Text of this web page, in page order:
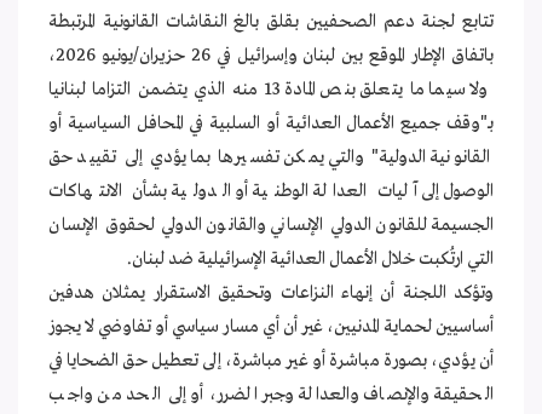
تتابع لجنة دعم الصحفيين بقلق بالغ النقاشات القانونية المرتبطة
باتفاق الإطار الموقع بين لبنان وإسرائيل في 26 حزيران/يونيو 2026،
ولا سيما ما يتعلق بنص المادة 13 منه الذي يتضمن التزاما لبنانيا
بـ"وقف جميع الأعمال العدائية أو السلبية في المحافل السياسية أو
القانونية الدولية" والتي يمكن تفسيرها بما يؤدي إلى تقييد حق
الوصول إلى آليات العدالة الوطنية أو الدولية بشأن الانتهاكات
الجسيمة للقانون الدولي الإنساني والقانون الدولي لحقوق الإنسان
التي ارتُكبت خلال الأعمال العدائية الإسرائيلية ضد لبنان.
وتؤكد اللجنة أن إنهاء النزاعات وتحقيق الاستقرار يمثلان هدفين
أساسيين لحماية المدنيين، غير أن أي مسار سياسي أو تفاوضي لا يجوز
أن يؤدي، بصورة مباشرة أو غير مباشرة، إلى تعطيل حق الضحايا في
الحقيقة والإنصاف والعدالة وجبر الضرر، أو إلى الحد من واجب